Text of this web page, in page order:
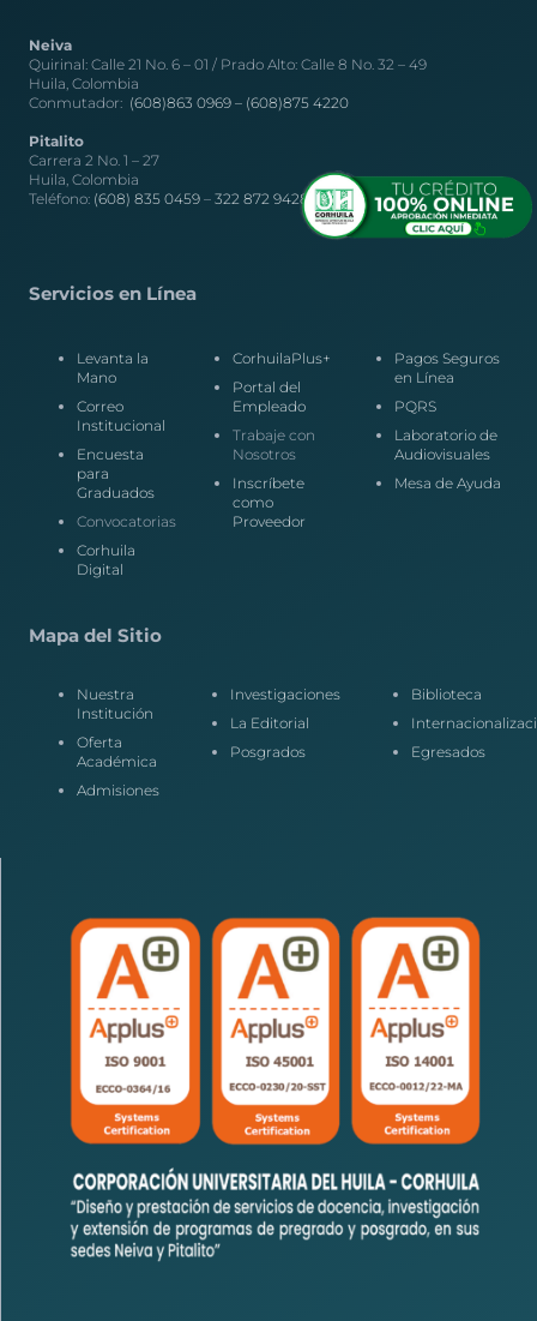
Neiva
Quirinal: Calle 21 No. 6 – 01 / Prado Alto: Calle 8 No. 32 – 49
Huila, Colombia
Conmutador: (608)863 0969 – (608)875 4220
Pitalito
Carrera 2 No. 1 – 27
Huila, Colombia
Teléfono: (608) 835 0459 – 322 872 9428
Servicios en Línea
Levanta la
Mano
Correo
Institucional
Encuesta
para
Graduados
Convocatorias
Corhuila
Digital
CorhuilaPlus+
Portal del
Empleado
Trabaje con
Nosotros
Inscríbete
como
Proveedor
Pagos Seguros
en Línea
PQRS
Laboratorio de
Audiovisuales
Mesa de Ayuda
Mapa del Sitio
Nuestra
Institución
Oferta
Académica
Admisiones
Investigaciones
La Editorial
Posgrados
Biblioteca
Egresados